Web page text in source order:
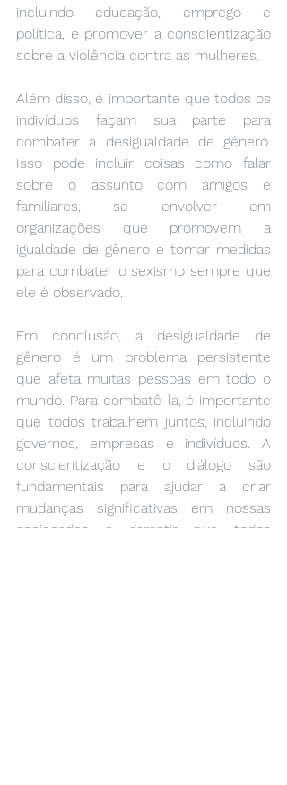
incluindo educação, emprego e
política, e promover a conscientização
sobre a violência contra as mulheres.
Além disso, é importante que todos os
indivíduos façam sua parte para
combater a desigualdade de gênero.
Isso pode incluir coisas como falar
sobre o assunto com amigos e
familiares, se envolver em
organizações que promovem a
igualdade de gênero e tomar medidas
para combater o sexismo sempre que
ele é observado.
Em conclusão, a desigualdade de
gênero é um problema persistente
que afeta muitas pessoas em todo o
mundo. Para combatê-la, é importante
que todos trabalhem juntos, incluindo
governos, empresas e indivíduos. A
conscientização e o diálogo são
fundamentais para ajudar a criar
mudanças significativas em nossas
sociedades e garantir que todos